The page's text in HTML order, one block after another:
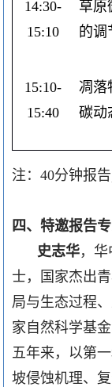
14:30-
15:10
草原
的调
15:10-
15:40
凋落
碳动
注： 40分钟报告
四、特邀报告
史志华，华
士，国家杰出
局与生态过程
家自然科学基
五年来，以第
坡侵蚀机理、